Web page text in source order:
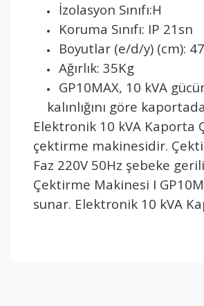
İzolasyon Sınıfı:H
Koruma Sınıfı: IP 21sn
Boyutlar (e/d/y) (cm):
Ağırlık: 35Kg
GP10MAX, 10 kVA
kalınlığını göre
Elektronik 10 kVA Kaporta
çektirme makinesidir.
Faz 220V 50Hz şebeke
Çektirme Makinesi I
sunar. Elektronik 10 kVA